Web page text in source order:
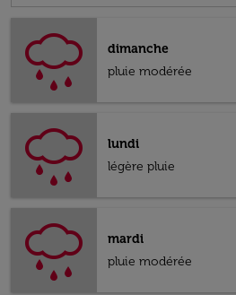
dimanche
pluie modérée
lundi
légère pluie
mardi
pluie modérée